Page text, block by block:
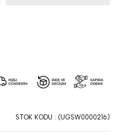
STOK KODU (UGSW0000216)